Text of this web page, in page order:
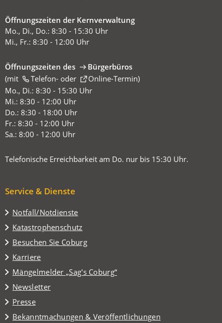
Öffnungszeiten der Kernverwaltung
Mo., Di., Do.: 8:30 - 15:30 Uhr
Mi., Fr.: 8:30 - 12:00 Uhr
Öffnungszeiten des
Bürgerbüros
(mit
Telefon-oder Online-Termin
(Öffnet
in
einem
neuen
Tab)
)
Mo., Di.: 8:30 - 15:30 Uhr
Mi.: 8:30 - 12:00 Uhr
Do.: 8:30 - 18:00 Uhr
Fr.: 8:30 - 12:00 Uhr
Sa.: 8:00 - 12:00 Uhr
Telefonische Erreichbarkeit am Do. nur bis 15:30 Uhr.
Service & Dienste
Notfall/Notdienste
Katastrophenschutz
Besuchen Sie Coburg
(Öffnet
in
einem
neuen
Tab)
Karriere
Mängelmelder „Sag's Coburg“
(Öffnet
in
einem
neuen
Tab)
Newsletter
Presse
Bekanntmachungen & Veröffentlichungen